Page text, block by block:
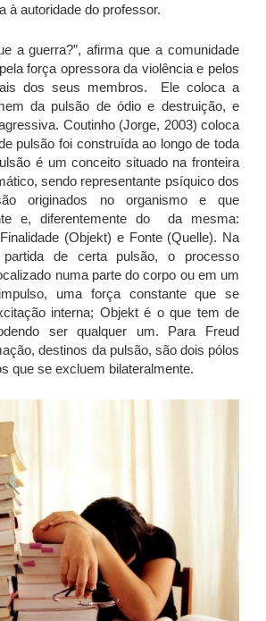
à autoridade do professor.
a guerra?”, afirma que a comunidade
força opressora da violência e pelos
dos seus membros. Ele coloca a
da pulsão de ódio e destruição, e
Coutinho (Jorge, 2003) coloca
pulsão foi construída ao longo de toda
é um conceito situado na fronteira
sendo representante psíquico dos
originados no organismo e que
e, diferentemente do da mesma:
(Objekt) e Fonte (Quelle). Na
de certa pulsão, o processo
numa parte do corpo ou em um
uma força constante que se
interna; Objekt é o que tem de
ser qualquer um. Para Freud
destinos da pulsão, são dois pólos
que se excluem bilateralmente.